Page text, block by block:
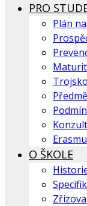
PRO
Plán
O ŠKOLE